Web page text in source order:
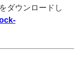
ダウンロードし